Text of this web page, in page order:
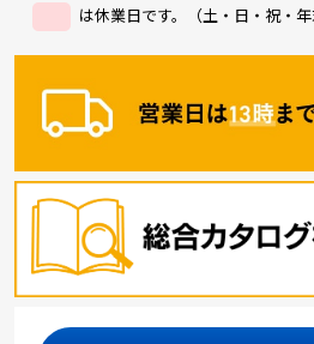
は休業日です。（土・日・祝・年